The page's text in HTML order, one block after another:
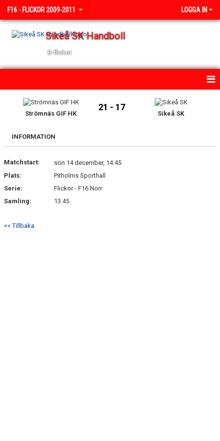
F16 - FLICKOR 2009-2011 LOGGA IN
Sikeå SK Handboll
B-flickor
KALENDER
TRUPPEN
DOKUMENT
KONTAKT
Strömnäs GIF HK
21 - 17
Sikeå SK
INFORMATION
Matchstart:
sön 14 december, 14:45
Plats:
Pitholms Sporthall
Serie:
Flickor - F16 Norr
Samling:
13:45
<< Tillbaka